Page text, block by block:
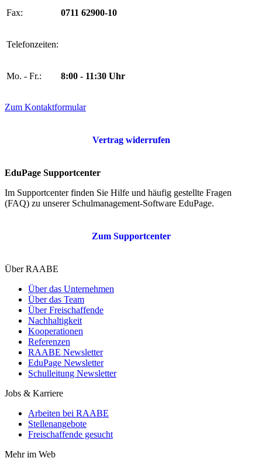
Fax: 0711 62900-10
Telefonzeiten:
Mo. - Fr.: 8:00 - 11:30 Uhr
Zum Kontaktformular
Vertrag widerrufen
EduPage Supportcenter
Im Supportcenter finden Sie Hilfe und häufig gestellte Fragen
(FAQ) zu unserer Schulmanagement-Software EduPage.
Zum Supportcenter
Über RAABE
Über das Unternehmen
Über das Team
Über Freischaffende
Nachhaltigkeit
Kooperationen
Referenzen
RAABE Newsletter
EduPage Newsletter
Schulleitung Newsletter
Jobs & Karriere
Arbeiten bei RAABE
Stellenangebote
Freischaffende gesucht
Mehr im Web